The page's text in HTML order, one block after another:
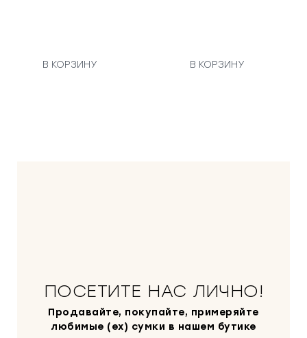
В КОРЗИНУ В КОРЗИНУ
ПОСЕТИТЕ НАС ЛИЧНО!
Продавайте, покупайте, примеряйте
любимые (ex) сумки в нашем бутике